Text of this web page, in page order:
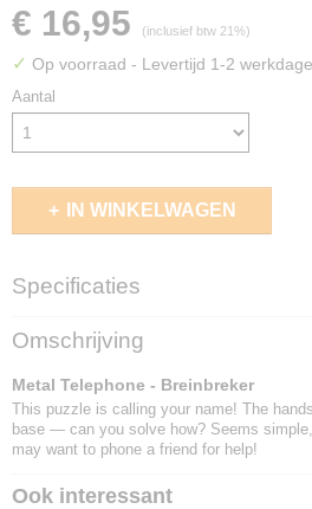
€ 16,95 (inclusief btw 21%)
✓ Op voorraad - Levertijd 1-2
Aantal
IN WINKELWAGEN
Specificaties
EAN code
8717278850856
Omschrijving
Metal Telephone - Breinbreker
This puzzle is calling your name! The
base — can you solve how? Seems
may want to phone a friend for help!
Ook interessant